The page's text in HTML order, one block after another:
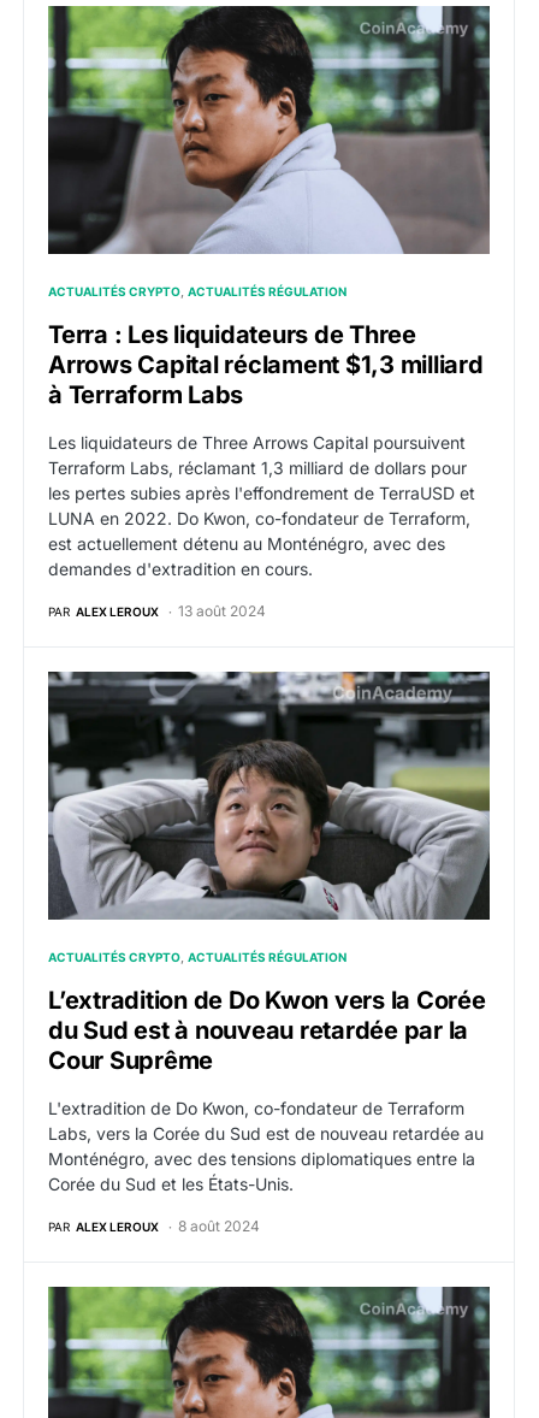
Terra : Les liquidateurs de Three Arrows Capital
ACTUALITÉS CRYPTO ACTUALITÉS RÉGULATION
Terra : Les liquidateurs de Three
Arrows Capital réclament $1,3 milliard
à Terraform Labs
Les liquidateurs de Three Arrows Capital poursuivent
Terraform Labs, réclamant 1,3 milliard de dollars pour
les pertes subies après l'effondrement de TerraUSD et
LUNA en 2022. Do Kwon, co-fondateur de Terraform,
est actuellement détenu au Monténégro, avec des
demandes d'extradition en cours.
PAR ALEX LEROUX 13 août 2024
L’extradition de Do Kwon vers la Corée du Sud est à
ACTUALITÉS CRYPTO ACTUALITÉS RÉGULATION
L’extradition de Do Kwon vers la Corée
du Sud est à nouveau retardée par la
Cour Suprême
L'extradition de Do Kwon, co-fondateur de Terraform
Labs, vers la Corée du Sud est de nouveau retardée au
Monténégro, avec des tensions diplomatiques entre la
Corée du Sud et les États-Unis.
PAR ALEX LEROUX 8 août 2024
Le Monténégro rejette la demande des États-Unis et